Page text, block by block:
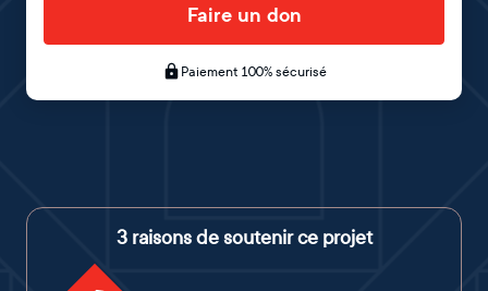
Faire un don
Paiement 100% sécurisé
3 raisons de soutenir ce projet